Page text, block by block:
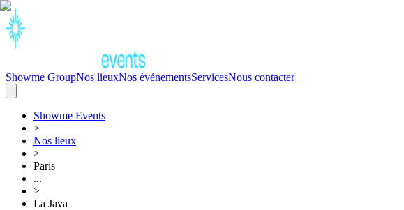
Showme GroupNos lieuxNos événementsServicesNous contacter
Showme Events
>
Nos lieux
>
Paris
...
>
La Java